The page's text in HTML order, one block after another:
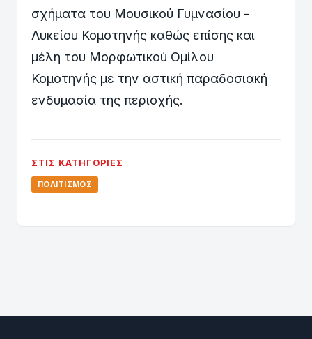
σχήματα του Μουσικού Γυμνασίου -
Λυκείου Κομοτηνής καθώς επίσης και
μέλη του Μορφωτικού Ομίλου
Κομοτηνής με την αστική παραδοσιακή
ενδυμασία της περιοχής.
ΣΤΙΣ ΚΑΤΗΓΟΡΊΕΣ
ΠΟΛΙΤΙΣΜΌΣ